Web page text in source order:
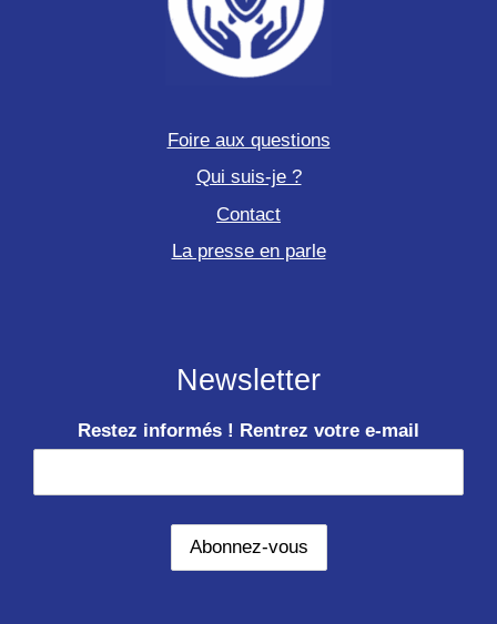
Foire aux questions
Qui suis-je ?
Contact
La presse en parle
Newsletter
Restez informés ! Rentrez votre e-mail